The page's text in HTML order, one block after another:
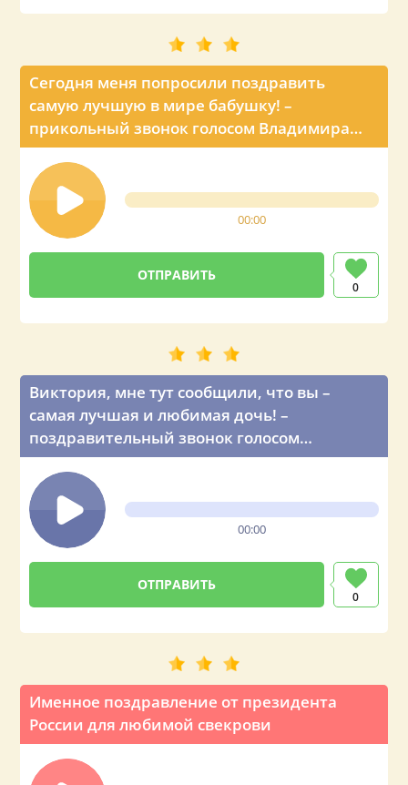
Сегодня меня попросили поздравить
самую лучшую в мире бабушку! –
прикольный звонок голосом Владимира
Путина
00:00
0
Виктория, мне тут сообщили, что вы –
самая лучшая и любимая дочь! –
поздравительный звонок голосом
Владимира Путина
00:00
0
Именное поздравление от президента
России для любимой свекрови